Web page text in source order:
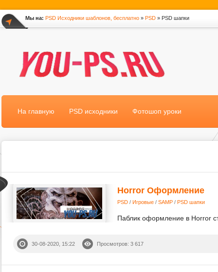
Мы на: PSD Исходники шаблонов, бесплатно » PSD » PSD шапки
На главную PSD исходники Фотошоп уроки
Horror Оформление
PSD / Игровые / SAMP / PSD шапки
Паблик оформление в Horror
30-08-2020, 15:22 Просмотров: 3 617